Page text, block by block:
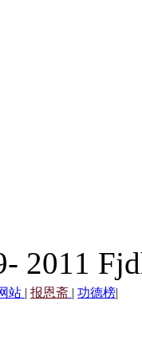
2011
站 | 报恩斋 | 功德榜|